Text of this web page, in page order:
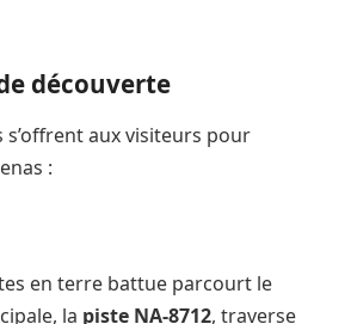
découverte
aux visiteurs pour
:
en terre battue parcourt le
la piste NA-8712, traverse